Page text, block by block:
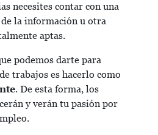
necesites contar con una
la información u otra
aptas.
podemos darte para
trabajos es hacerlo como
. De esta forma, los
y verán tu pasión por